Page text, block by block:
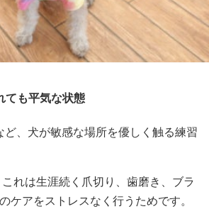
ても平気な状態
ど、犬が敏感な場所を優しく触る練習
これは生涯続く爪切り、歯磨き、ブラ
ケアをストレスなく行うためです。